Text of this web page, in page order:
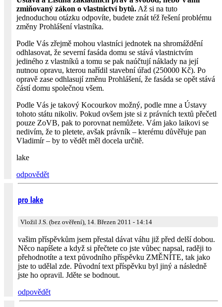
zmiňovaný zákon o vlastnictví bytů. Až si na tuto
jednoduchou otázku odpovíte, budete znát též řešení problému
změny Prohlášení vlastníka.
Podle Vás zřejmě mohou vlastníci jednotek na shromáždění
odhlasovat, že severní fasáda domu se stává vlastnictvím
jediného z vlastníků a tomu se pak naúčtují náklady na její
nutnou opravu, kterou nařídil stavební úřad (250000 Kč). Po
opravě zase odhlasují změnu Prohlášení, že fasáda se opět stává
částí domu společnou všem.
Podle Vás je takový Kocourkov možný, podle mne a Ústavy
tohoto státu nikoliv. Pokud ovšem jste si z právních textů přečetl
pouze ZoVB, pak to porovnat nemůžete. Vám jako laikovi se
nedivím, že to pletete, avšak právník – kterému důvěřuje pan
Vladimír – by to vědět měl docela určitě.
lake
odpovědět
pro lake
Vložil J.S. (bez ověření), 14. Březen 2011 - 14:14
vašim příspěvkům jsem přestal dávat váhu již před delší dobou.
Něco napíšete a když si přečtete co jste vůbec napsal, raději to
přehodnotíte a text původního příspěvku ZMĚNÍTE, tak jako
jste to udělal zde. Původní text příspěvku byl jiný a následně
jste ho opravil. Jděte se bodnout.
odpovědět